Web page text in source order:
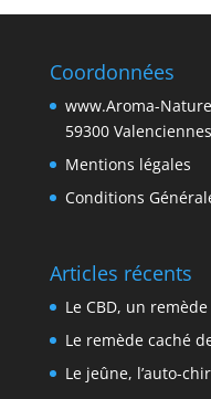
Coordonnées
www.Aroma-
59300 Valenciennes
Mentions légales
Conditions
Articles récents
Le CBD, un
Le remède caché
Le jeûne, l’auto-